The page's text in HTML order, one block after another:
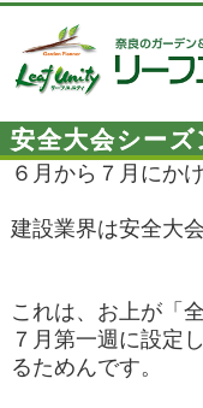
安全大会シーズ
６月から７月にか
建設業界は安全大
これは、お上が「
７月第一週に設定
るためんです。